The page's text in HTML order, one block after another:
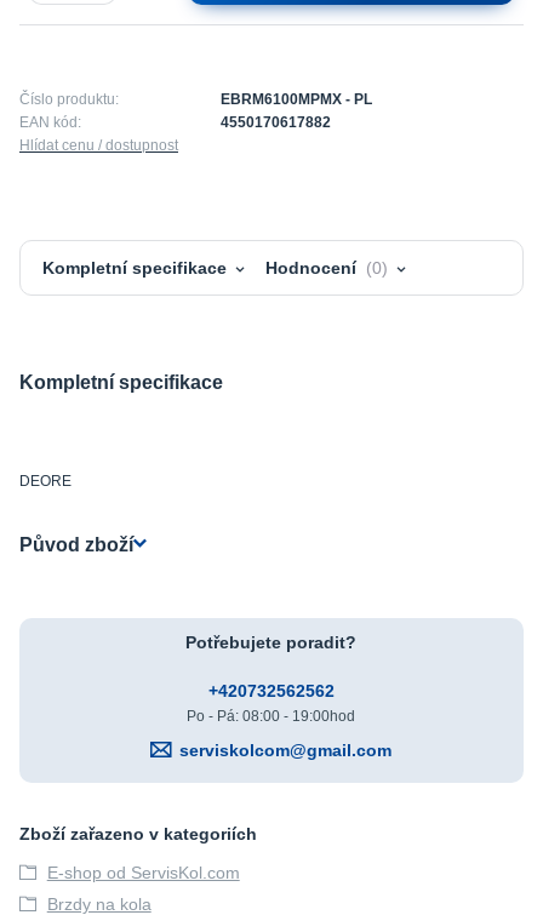
Číslo produktu:
EBRM6100MPMX - PL
EAN kód:
4550170617882
Hlídat cenu / dostupnost
Kompletní specifikace Hodnocení 0
Kompletní specifikace
DEORE
Původ zboží
Potřebujete poradit?
+420732562562
Po - Pá: 08:00 - 19:00hod
serviskolcom@gmail.com
Zboží zařazeno v kategoriích
E-shop od ServisKol.com
Brzdy na kola